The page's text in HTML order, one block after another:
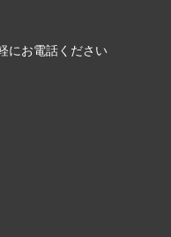
にお電話ください